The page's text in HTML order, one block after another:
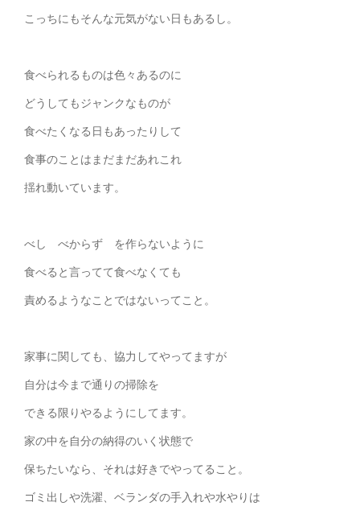
こっちにもそんな元気がない日もあるし。
食べられるものは色々あるのに
どうしてもジャンクなものが
食べたくなる日もあったりして
食事のことはまだまだあれこれ
揺れ動いています。
べし べからず を作らないように
食べると言ってて食べなくても
責めるようなことではないってこと。
家事に関しても、協力してやってますが
自分は今まで通りの掃除を
できる限りやるようにしてます。
家の中を自分の納得のいく状態で
保ちたいなら、それは好きでやってること。
ゴミ出しや洗濯、ベランダの手入れや水やりは